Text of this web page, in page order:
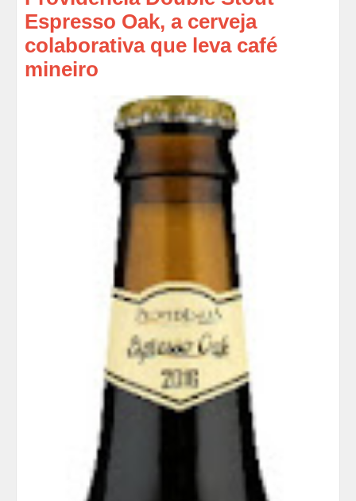
Espresso Oak, a cerveja
colaborativa que leva café
mineiro